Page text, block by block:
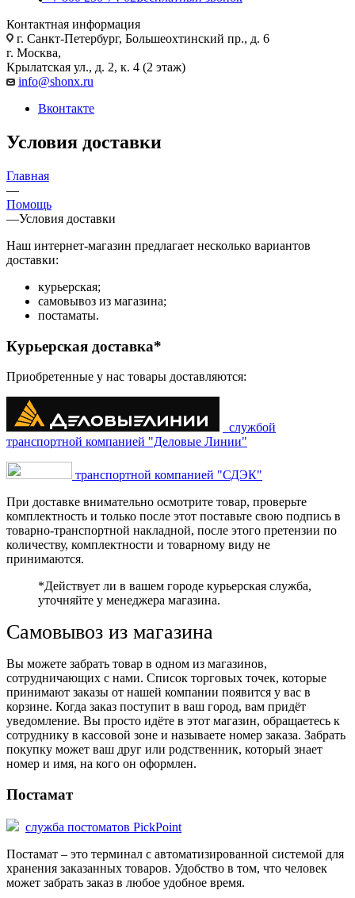
Контактная информация
г. Санкт-Петербург, Большеохтинский пр., д. 6
г. Москва,
Крылатская ул., д. 2, к. 4 (2 этаж)
info@shonx.ru
Вконтакте
Условия доставки
Главная
—
Помощь
—Условия доставки
Наш интернет-магазин предлагает несколько вариантов
доставки:
курьерская;
самовывоз из магазина;
постаматы.
Курьерская доставка*
Приобретенные у нас товары доставляются:
службой
транспортной компанией "Деловые Линии"
транспортной компанией "СДЭК"
При доставке внимательно осмотрите товар, проверьте
комплектность и только после этот поставьте свою подпись в
товарно-транспортной накладной, после этого претензии по
количеству, комплектности и товарному виду не
принимаются.
*Действует ли в вашем городе курьерская служба,
уточняйте у менеджера магазина.
Самовывоз из магазина
Вы можете забрать товар в одном из магазинов,
сотрудничающих с нами. Список торговых точек, которые
принимают заказы от нашей компании появится у вас в
корзине. Когда заказ поступит в ваш город, вам придёт
уведомление. Вы просто идёте в этот магазин, обращаетесь к
сотруднику в кассовой зоне и называете номер заказа. Забрать
покупку может ваш друг или родственник, который знает
номер и имя, на кого он оформлен.
Постамат
служба постоматов PickPoint
Постамат – это терминал с автоматизированной системой для
хранения заказанных товаров. Удобство в том, что человек
может забрать заказ в любое удобное время.